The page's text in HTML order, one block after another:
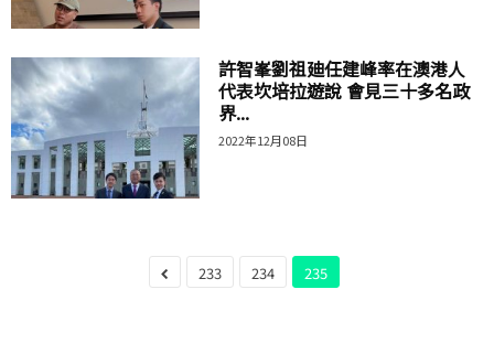
許智峯劉祖廸任建峰率在澳港人
代表坎培拉遊說 會見三十多名政
界...
2022年12月08日
233 234 235